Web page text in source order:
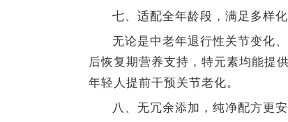
七、适配全年龄段，满足多样
无论是中老年退行性关节变化
后恢复期营养支持，特元素均能提
年轻人提前干预关节老化。
八、无冗余添加，纯净配方更